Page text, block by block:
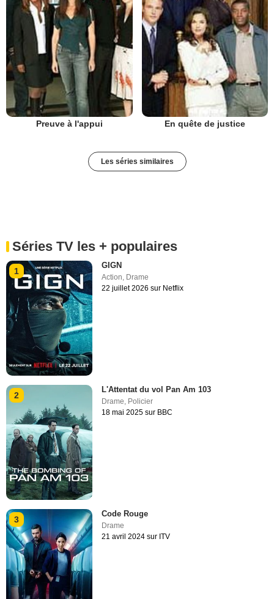
Preuve à l'appui En quête de justice
Les séries similaires
Séries TV les + populaires
1
GIGN
Action, Drame
22 juillet 2026 sur Netflix
2
L'Attentat du vol Pan Am 103
Drame, Policier
18 mai 2025 sur BBC
3
Code Rouge
Drame
21 avril 2024 sur ITV